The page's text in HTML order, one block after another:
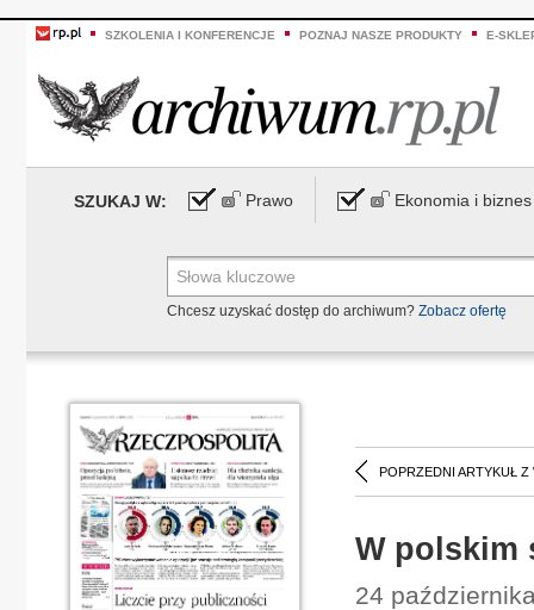
SZKOLENIA I KONFERENCJE POZNAJ NASZE PRODUKTY E-
SZUKAJ W: Prawo Ekonomia i biznes
Chcesz uzyskać dostęp do archiwum? Zobacz ofertę
POPRZEDNI ARTYKUŁ Z
W polskim
24